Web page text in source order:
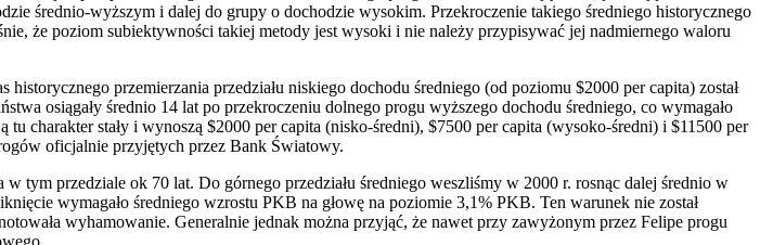
średnio-wyższym i dalej do grupy o dochodzie wysokim. Przekroczenie takiego średniego historycznego
że poziom subiektywności takiej metody jest wysoki i nie należy przypisywać jej nadmiernego waloru
przemierzania przedziału niskiego dochodu średniego (od poziomu $2000 per capita) został
osiągały średnio 14 lat po przekroczeniu dolnego progu wyższego dochodu średniego, co wymagało
charakter stały i wynoszą $2000 per capita (nisko-średni), $7500 per capita (wysoko-średni) i $11500 per
oficjalnie przyjętych przez Bank Światowy.
tym przedziale ok 70 lat. Do górnego przedziału średniego weszliśmy w 2000 r. rosnąc dalej średnio w
wymagało średniego wzrostu PKB na głowę na poziomie 3,1% PKB. Ten warunek nie został
wyhamowanie. Generalnie jednak można przyjąć, że nawet przy zawyżonym przez Felipe progu